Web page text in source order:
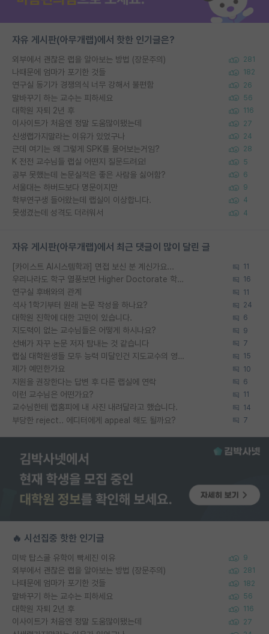
자유 게시판(아무개랩)에서 핫한 인기글은?
외부에서 괜찮은 랩을 알아보는 방법 (장문주의) 281
나때문에 엄마가 포기한 것들 182
연구실 동기가 경쟁의식 너무 강해서 불편함 26
말바꾸기 하는 교수는 피하세요 56
대학원 자퇴 2년 후 116
이사이트가 처음엔 정말 도움많이됐는데 27
신생랩가지말라는 이유가 있었구나 24
근데 여기는 왜 그렇게 SPK를 물어보는거임? 28
K 전전 교수님들 랩실 어떤지 질문드려요! 5
공부 못했는데 논문실적은 좋은 사람을 싫어함? 6
서울대는 하버드보다 명문이지만 9
학부연구생 들어왔는데 랩실이 이상합니다. 4
못생겼는데 성격도 더러워서 4
자유 게시판(아무개랩)에서 최근 댓글이 많이 달린 글
[카이스트 AI시스템학과] 면접 보신 분 계신가요... 11
우리나라도 학구 열풍보면 Higher Doctorate 학위가 필요하다고 봅니다. 16
연구실 후배와의 관계 11
석사 1학기부터 원래 논문 작성을 하나요? 24
대학원 진학에 대한 고민이 있습니다. 6
지도력이 없는 교수님들은 어떻게 하시나요? 9
선배가 자꾸 논문 저자 탐내는 것 같습니다 7
랩실 대학원생들 모두 능력 미달인건 지도교수의 영향 아닌가? 15
제가 예민한가요 10
지원을 권장한다는 답변 후 다른 랩실에 연락 6
이런 교수님은 어떤가요? 11
교수님한테 랩홈피에 내 사진 내려달라고 했습니다. 14
부당한 reject.. 에디터에게 appeal 해도 될까요? 7
🔥 시선집중 핫한 인기글
미박 탑스쿨 유학이 빡세진 이유 9
외부에서 괜찮은 랩을 알아보는 방법 (장문주의) 281
나때문에 엄마가 포기한 것들 182
말바꾸기 하는 교수는 피하세요 56
대학원 자퇴 2년 후 116
이사이트가 처음엔 정말 도움많이됐는데 27